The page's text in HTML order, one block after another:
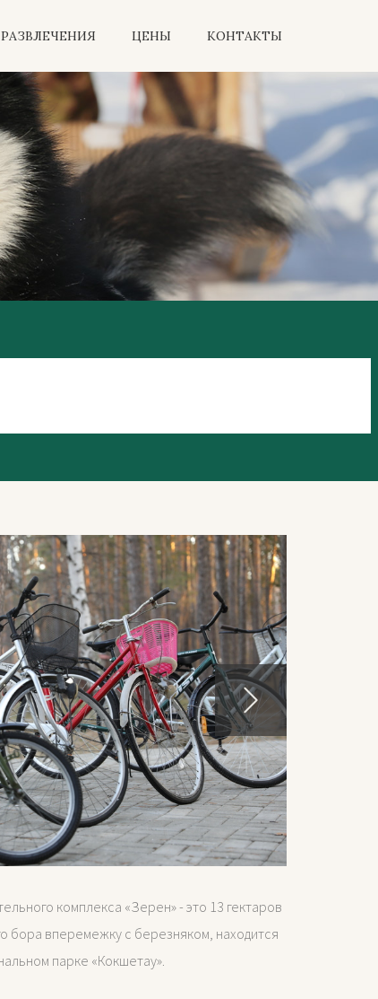
РАЗВЛЕЧЕНИЯ ЦЕНЫ КОНТАКТЫ
комплекса «Зерен» - это 13 гектаров
бора вперемежку с березняком, находится
парке «Кокшетау».